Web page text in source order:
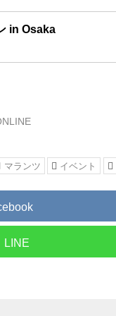
in Osaka
マランツ イベント
LINE